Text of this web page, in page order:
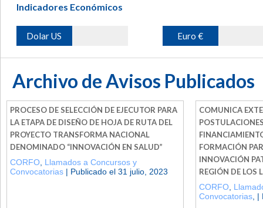
Indicadores Económicos
Dolar US Euro €
Archivo de Avisos Publicados
PROCESO DE SELECCIÓN DE EJECUTOR PARA
LA ETAPA DE DISEÑO DE HOJA DE RUTA DEL
PROYECTO TRANSFORMA NACIONAL
DENOMINADO “INNOVACIÓN EN SALUD”
CORFO Llamados a Concursos y
Convocatorias | Publicado el 31 julio, 2023
COMUNICA
FORMACIÓN
INNOVACIÓN
REGIÓN DE LOS
CORFO
Convocatorias ,